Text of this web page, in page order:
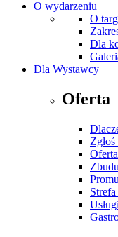
O wydarzeniu
O
Dla
Dla Wystawcy
Oferta